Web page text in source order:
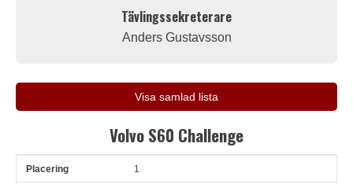
Tävlingssekreterare
Anders Gustavsson
Visa samlad lista
Volvo S60 Challenge
Pl Snr 1